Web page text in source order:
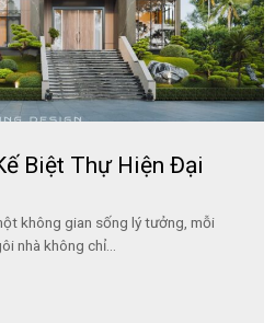
Biệt Thự Hiện Đại
không gian sống lý tưởng, mỗi
nhà không chỉ...